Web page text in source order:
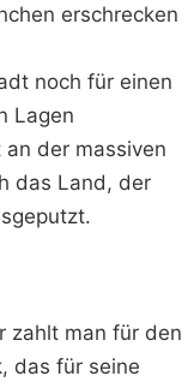
erschrecken
noch für einen
Lagen
der massiven
das Land, der
zahlt man für den
das für seine